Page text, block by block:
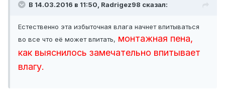
В 14.03.2016 в 11:50, Radrigez98 сказал:
Естественно эта избыточная влага начнет впитываться
во все что её может впитать, монтажная пена,
как выяснилось замечательно впитывает
влагу.